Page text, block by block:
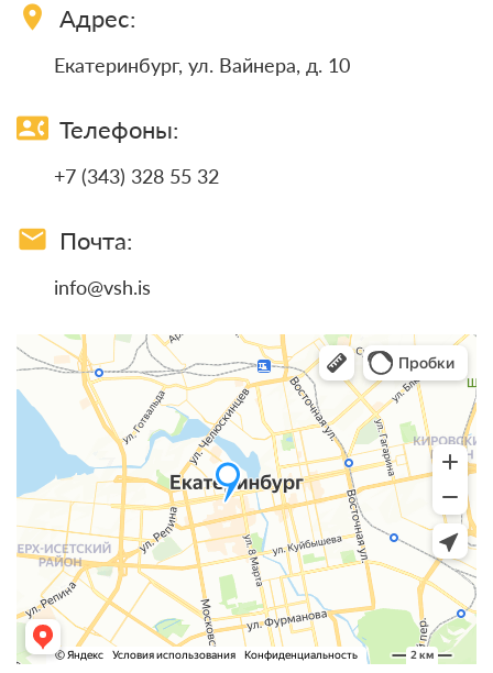
location_on Адрес:
Екатеринбург, ул. Вайнера, д. 10
contact_phone Телефоны:
+7 (343) 328 55 32
email Почта:
info@vsh.is